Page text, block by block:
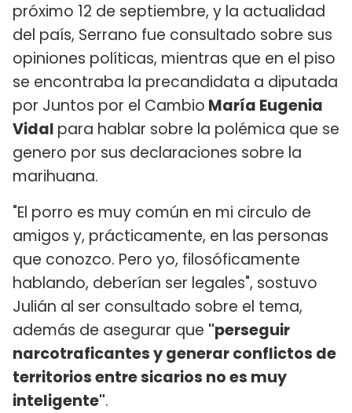
próximo 12 de septiembre, y la actualidad
del país, Serrano fue consultado sobre sus
opiniones políticas, mientras que en el piso
se encontraba la precandidata a diputada
por Juntos por el Cambio María Eugenia
Vidal para hablar sobre la polémica que se
genero por sus declaraciones sobre la
marihuana.
"El porro es muy común en mi circulo de
amigos y, prácticamente, en las personas
que conozco. Pero yo, filosóficamente
hablando, deberían ser legales", sostuvo
Julián al ser consultado sobre el tema,
además de asegurar que "perseguir
narcotraficantes y generar conflictos de
territorios entre sicarios no es muy
inteligente".